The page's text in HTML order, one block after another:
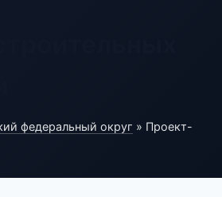
федеральный округ » Проект-